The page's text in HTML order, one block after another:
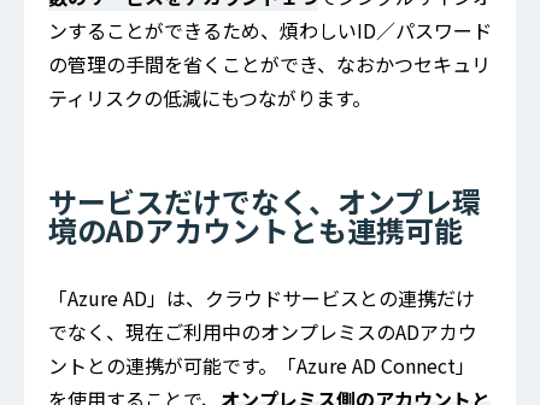
ンすることができるため、煩わしいID／パスワード
の管理の手間を省くことができ、なおかつセキュリ
ティリスクの低減にもつながります。
サービスだけでなく、オンプレ環
境のADアカウントとも連携可能
「Azure AD」は、クラウドサービスとの連携だけ
でなく、現在ご利用中のオンプレミスのADアカウ
ントとの連携が可能です。「Azure AD Connect」
を使用することで、 オンプレミス側のアカウントと